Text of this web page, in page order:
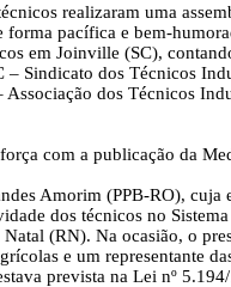
realizaram uma
pacífica e bem-
em Joinville (SC),
Sindicato dos Técnicos
dos Técnicos
com a publicação da
Amorim (PPB-RO),
dos técnicos no
(RN). Na ocasião, o
e um representante
prevista na Lei nº